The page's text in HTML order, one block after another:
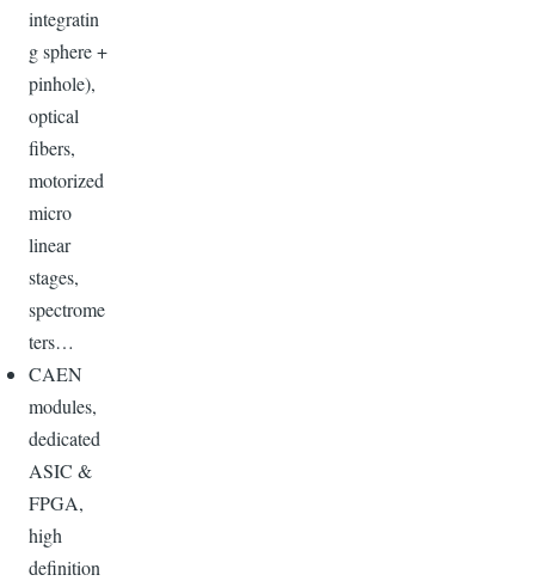
integratin
g sphere +
pinhole),
optical
fibers,
motorized
micro
linear
stages,
spectrome
ters…
CAEN
modules,
dedicated
ASIC &
FPGA,
high
definition